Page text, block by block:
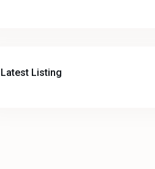
Latest Listing